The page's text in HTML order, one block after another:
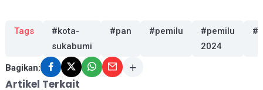
Tags
#kota-
sukabumi
#pan #pemilu
#pemilu
2024
Bagikan:
Artikel Terkait